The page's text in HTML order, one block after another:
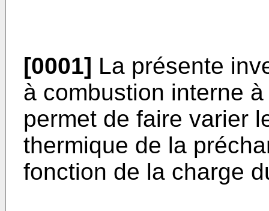
[0001] La présente
à combustion interne
permet de faire varier
thermique de la
fonction de la charge